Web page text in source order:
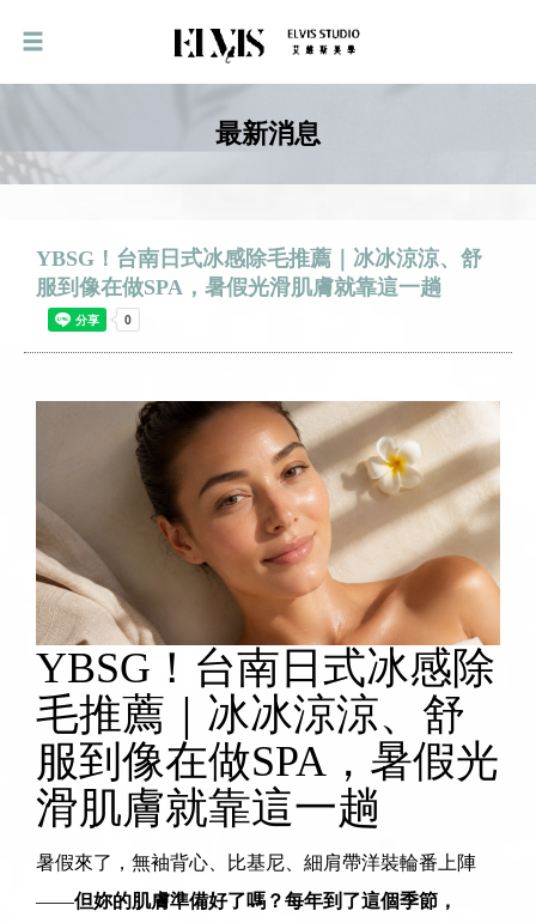
最新消息
YBSG！台南日式冰感除毛推薦｜冰冰涼涼、舒
服到像在做SPA，暑假光滑肌膚就靠這一趟
YBSG！台南日式冰感除
毛推薦｜冰冰涼涼、舒
服到像在做SPA，暑假光
滑肌膚就靠這一趟
暑假來了，無袖背心、比基尼、細肩帶洋裝輪番上陣
——但妳的肌膚準備好了嗎？每年到了這個季節，